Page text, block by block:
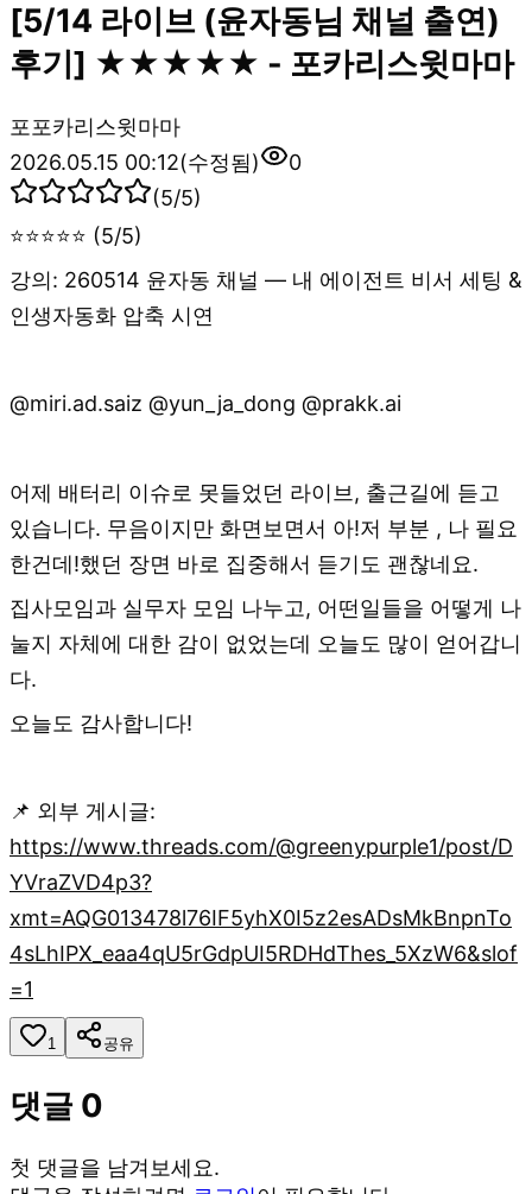
[5/14 라이브 (윤자동님 채널 출연)
후기] ★★★★★ - 포카리스윗마마
포포카리스윗마마
2026.05.15 00:12(수정됨)
0
(5/5)
⭐⭐⭐⭐⭐ (5/5)
강의: 260514 윤자동 채널 — 내 에이전트 비서 세팅 &
인생자동화 압축 시연
@miri.ad.saiz @yun_ja_dong @prakk.ai
어제 배터리 이슈로 못들었던 라이브, 출근길에 듣고
있습니다. 무음이지만 화면보면서 아!저 부분 , 나 필요
한건데!했던 장면 바로 집중해서 듣기도 괜찮네요.
집사모임과 실무자 모임 나누고, 어떤일들을 어떻게 나
눌지 자체에 대한 감이 없었는데 오늘도 많이 얻어갑니
다.
오늘도 감사합니다!
📌 외부 게시글:
https://www.threads.com/@greenypurple1/post/D
YVraZVD4p3?
xmt=AQG013478l76IF5yhX0I5z2esADsMkBnpnTo
4sLhIPX_eaa4qU5rGdpUI5RDHdThes_5XzW6&slof
=1
1 공유
댓글 0
첫 댓글을 남겨보세요.